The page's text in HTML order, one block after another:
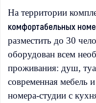
На территории
комфортабельных
разместить до 30
оборудован всем
проживания: душ,
современная мебель
номера-студии с